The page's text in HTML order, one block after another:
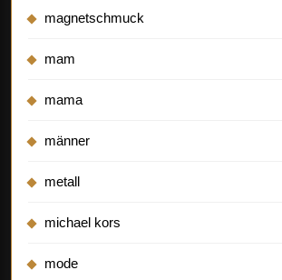
magnetschmuck
mam
mama
männer
metall
michael kors
mode